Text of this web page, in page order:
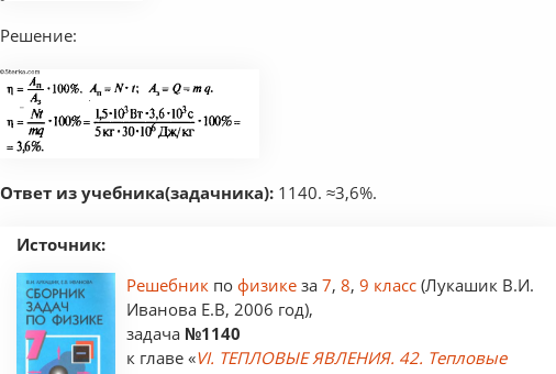
Решение:
Ответ из учебника(задачника): 1140. ≈3,6%.
Источник:
Решебник пофизикеза7,8,9 класс (Лукашик В.И.
Иванова Е.В, 2006 год),
задача №1140
к главе «VI. ТЕПЛОВЫЕ ЯВЛЕНИЯ. 42. Тепловые